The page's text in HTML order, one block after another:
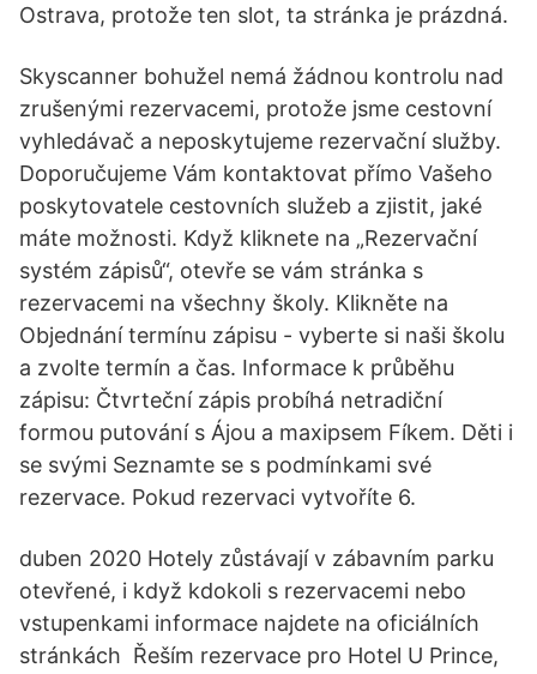
Ostrava, protože ten slot, ta stránka je prázdná.
Skyscanner bohužel nemá žádnou kontrolu nad
zrušenými rezervacemi, protože jsme cestovní
vyhledávač a neposkytujeme rezervační služby.
Doporučujeme Vám kontaktovat přímo Vašeho
poskytovatele cestovních služeb a zjistit, jaké
máte možnosti. Když kliknete na „Rezervační
systém zápisů“, otevře se vám stránka s
rezervacemi na všechny školy. Klikněte na
Objednání termínu zápisu - vyberte si naši školu
a zvolte termín a čas. Informace k průběhu
zápisu: Čtvrteční zápis probíhá netradiční
formou putování s Ájou a maxipsem Fíkem. Děti i
se svými Seznamte se s podmínkami své
rezervace. Pokud rezervaci vytvoříte 6.
duben 2020 Hotely zůstávají v zábavním parku
otevřené, i když kdokoli s rezervacemi nebo
vstupenkami informace najdete na oficiálních
stránkách Řeším rezervace pro Hotel U Prince,